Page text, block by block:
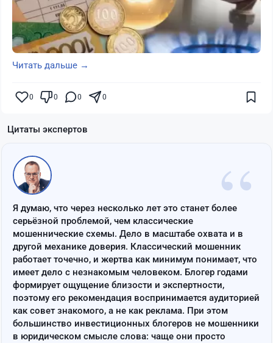
Читать дальше →
0 0 0 0
Цитаты экспертов
“
Я думаю, что через несколько лет это станет более
серьёзной проблемой, чем классические
мошеннические схемы. Дело в масштабе охвата и в
другой механике доверия. Классический мошенник
работает точечно, и жертва как минимум понимает, что
имеет дело с незнакомым человеком. Блогер годами
формирует ощущение близости и экспертности,
поэтому его рекомендация воспринимается аудиторией
как совет знакомого, а не как реклама. При этом
большинство инвестиционных блогеров не мошенники
в юридическом смысле слова: чаще они просто